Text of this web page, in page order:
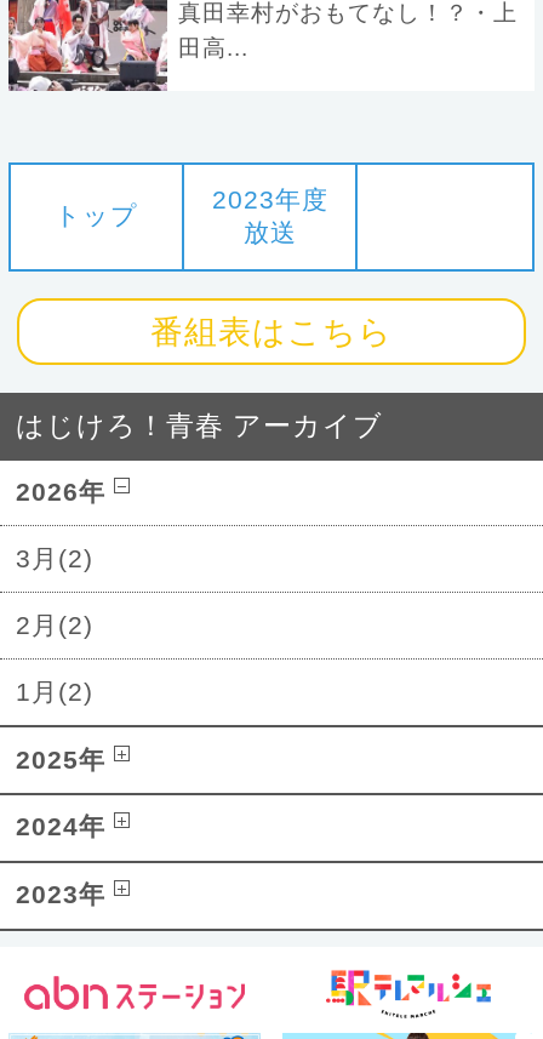
真田幸村がおもてなし！？・上
田高...
トップ
2023年度
放送
番組表はこちら
はじけろ！青春 アーカイブ
2026年
3月(2)
2月(2)
1月(2)
2025年
2024年
2023年